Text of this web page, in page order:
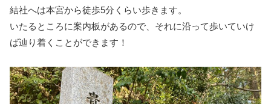
結社へは本宮から徒歩5分くらい歩きます。
いたるところに案内板があるので、それに沿って歩いていけ
ば辿り着くことができます！